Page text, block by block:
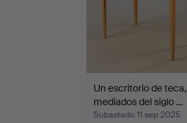
Un escritorio de teca,
mediados del siglo …
Subastado 11 sep 2025